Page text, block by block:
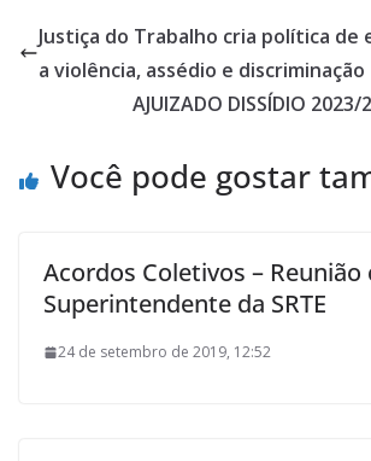
Justiça do Trabalho cria política
a violência, assédio e discriminação
AJUIZADO DISSÍDIO
Você pode gostar
Acordos Coletivos – Reunião
Superintendente da SRTE
24 de setembro de 2019, 12:52